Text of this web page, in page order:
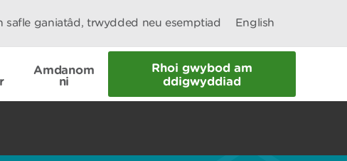
safle ganiatâd, trwydded neu esemptiad English
Amdanom
ni
Rhoi gwybod am
ddigwyddiad